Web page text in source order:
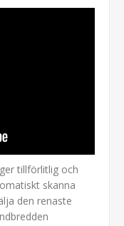
tillförlitlig och
skanna
den renaste